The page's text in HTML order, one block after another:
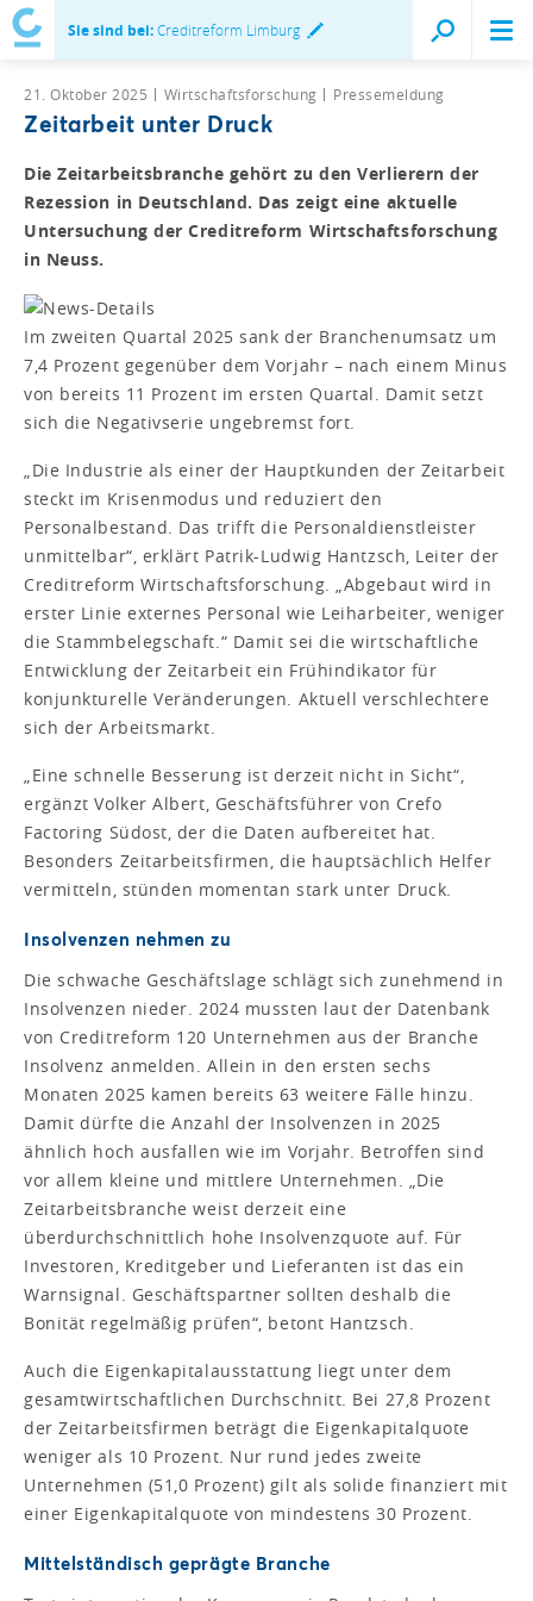
Sie sind bei:Creditreform Limburg
21. Oktober 2025 Wirtschaftsforschung Pressemeldung
Zeitarbeit unter Druck
Die Zeitarbeitsbranche gehört zu den Verlierern der
Rezession in Deutschland. Das zeigt eine aktuelle
Untersuchung der Creditreform Wirtschaftsforschung
in Neuss.
Im zweiten Quartal 2025 sank der Branchenumsatz um
7,4 Prozent gegenüber dem Vorjahr – nach einem Minus
von bereits 11 Prozent im ersten Quartal. Damit setzt
sich die Negativserie ungebremst fort.
„Die Industrie als einer der Hauptkunden der Zeitarbeit
steckt im Krisenmodus und reduziert den
Personalbestand. Das trifft die Personaldienstleister
unmittelbar“, erklärt Patrik-Ludwig Hantzsch, Leiter der
Creditreform Wirtschaftsforschung. „Abgebaut wird in
erster Linie externes Personal wie Leiharbeiter, weniger
die Stammbelegschaft.“ Damit sei die wirtschaftliche
Entwicklung der Zeitarbeit ein Frühindikator für
konjunkturelle Veränderungen. Aktuell verschlechtere
sich der Arbeitsmarkt.
„Eine schnelle Besserung ist derzeit nicht in Sicht“,
ergänzt Volker Albert, Geschäftsführer von Crefo
Factoring Südost, der die Daten aufbereitet hat.
Besonders Zeitarbeitsfirmen, die hauptsächlich Helfer
vermitteln, stünden momentan stark unter Druck.
Insolvenzen nehmen zu
Die schwache Geschäftslage schlägt sich zunehmend in
Insolvenzen nieder. 2024 mussten laut der Datenbank
von Creditreform 120 Unternehmen aus der Branche
Insolvenz anmelden. Allein in den ersten sechs
Monaten 2025 kamen bereits 63 weitere Fälle hinzu.
Damit dürfte die Anzahl der Insolvenzen in 2025
ähnlich hoch ausfallen wie im Vorjahr. Betroffen sind
vor allem kleine und mittlere Unternehmen. „Die
Zeitarbeitsbranche weist derzeit eine
überdurchschnittlich hohe Insolvenzquote auf. Für
Investoren, Kreditgeber und Lieferanten ist das ein
Warnsignal. Geschäftspartner sollten deshalb die
Bonität regelmäßig prüfen“, betont Hantzsch.
Auch die Eigenkapitalausstattung liegt unter dem
gesamtwirtschaftlichen Durchschnitt. Bei 27,8 Prozent
der Zeitarbeitsfirmen beträgt die Eigenkapitalquote
weniger als 10 Prozent. Nur rund jedes zweite
Unternehmen (51,0 Prozent) gilt als solide finanziert mit
einer Eigenkapitalquote von mindestens 30 Prozent.
Mittelständisch geprägte Branche